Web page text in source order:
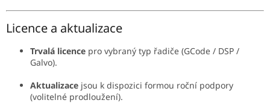
Licence a aktualizace
Trvalá licence pro vybraný typ řadiče (GCode / DSP /
Galvo).
Aktualizace jsou k dispozici formou roční podpory
(volitelné prodloužení).